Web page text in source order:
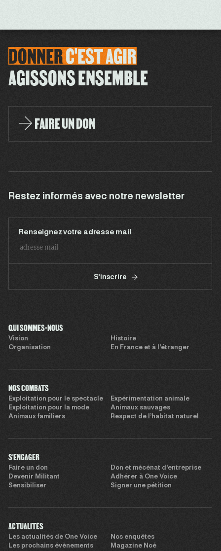
DONNERC'ESTAGIR
AGISSONS ENSEMBLE
FAIRE UN DON
Restez informés avec notre newsletter
Renseignez votre adresse mail
S'inscrire
QUI SOMMES-NOUS
Vision
Histoire
Organisation
En France et à l’étranger
NOS COMBATS
Exploitation pour le spectacle
Expérimentation animale
Exploitation pour la mode
Animaux sauvages
Animaux familiers
Respect de l’habitat naturel
S'ENGAGER
Faire un don
Don et mécénat d’entreprise
Devenir Militant
Adhérer à One Voice
Sensibiliser
Signer une pétition
ACTUALITÉS
Les actualités de One Voice
Nos enquêtes
Les prochains évènements
Magazine Noé